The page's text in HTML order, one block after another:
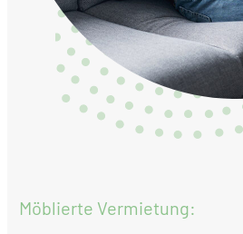
Möblierte Vermietung: